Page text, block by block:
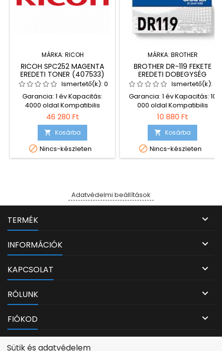
MÁRKA: RICOH
RICOH SPC252 MAGENTA
EREDETI TONER (407533)
Ismertető(k): 0
Garancia: 1 év Kapacitás:
4000 oldal Kompatibilis
nyomtatók: Lanier SP C252 DN
Lanier SP C252 SF Ricoh Aficio
SP C252 DN Ricoh Aficio SP
C252 SF
46 280 Ft
 Kosárba
 Nincs-készleten
MÁRKA: BROTHER
BROTHER DR-119 FEKETE
EREDETI DOBEGYSÉG
Ismertető(k): 0
Garancia: 1 év Kapacitás: 10
000 oldal Kompatibilis
nyomtatók: Brother DCP-
L1630W Brother DCP-L1632W
Brother HL-L1230W Brother HL-
L1232W
10 880 Ft
 Kosárba
 Nincs-készleten
Adatvédelmi beállítások
TERMÉK 
INFORMÁCIÓK 
KAPCSOLAT 
RÓLUNK 
FIÓKOD 
Sütik és adatvédelemAdatvédelmi beállítások